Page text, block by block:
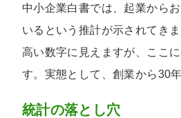
中小企業白書では、起業から
いるという推計が示されてきま
高い数字に見えますが、ここ
す。実態として、創業から30
統計の落とし穴